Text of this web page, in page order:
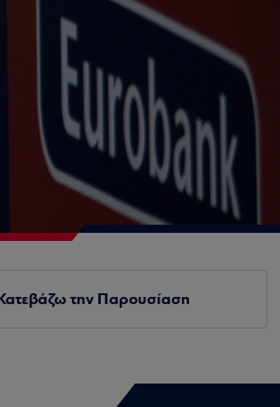
την Παρουσίαση